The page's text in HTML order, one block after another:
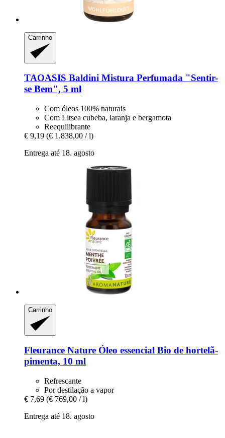
Carrinho
TAOASIS Baldini Mistura Perfumada "Sentir-​
se Bem", 5 ml
Com óleos 100% naturais
Com Litsea cubeba, laranja e bergamota
Reequilibrante
€ 9,19 (€ 1.838,00 / l)
Entrega até 18. agosto
Carrinho
Fleurance Nature Óleo essencial Bio de hortelã-​
pimenta, 10 ml
Refrescante
Por destilação a vapor
€ 7,69 (€ 769,00 / l)
Entrega até 18. agosto